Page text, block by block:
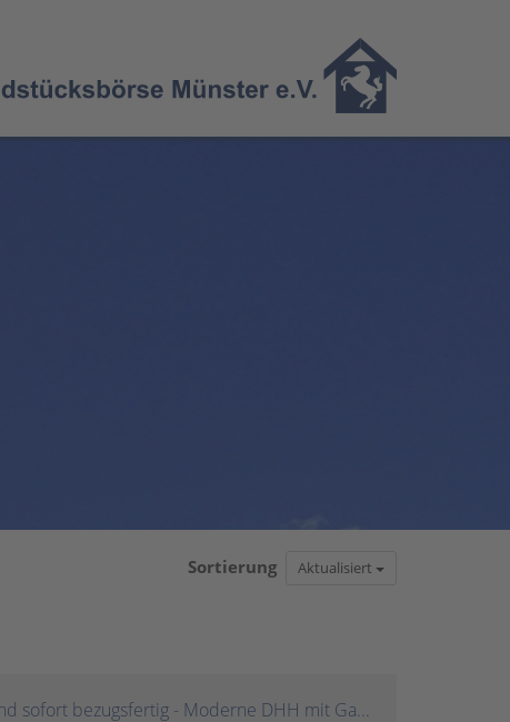
Sortierung Aktualisiert
Neuwertig, energieeffizient und sofort bezugsfertig - Moderne DHH mit Garten und EEK A+